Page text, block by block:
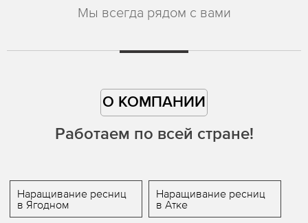
Мы всегда рядом с вами
О КОМПАНИИ
Работаем по всей стране!
Наращивание ресниц
в Ягодном
Наращивание ресниц
в Атке